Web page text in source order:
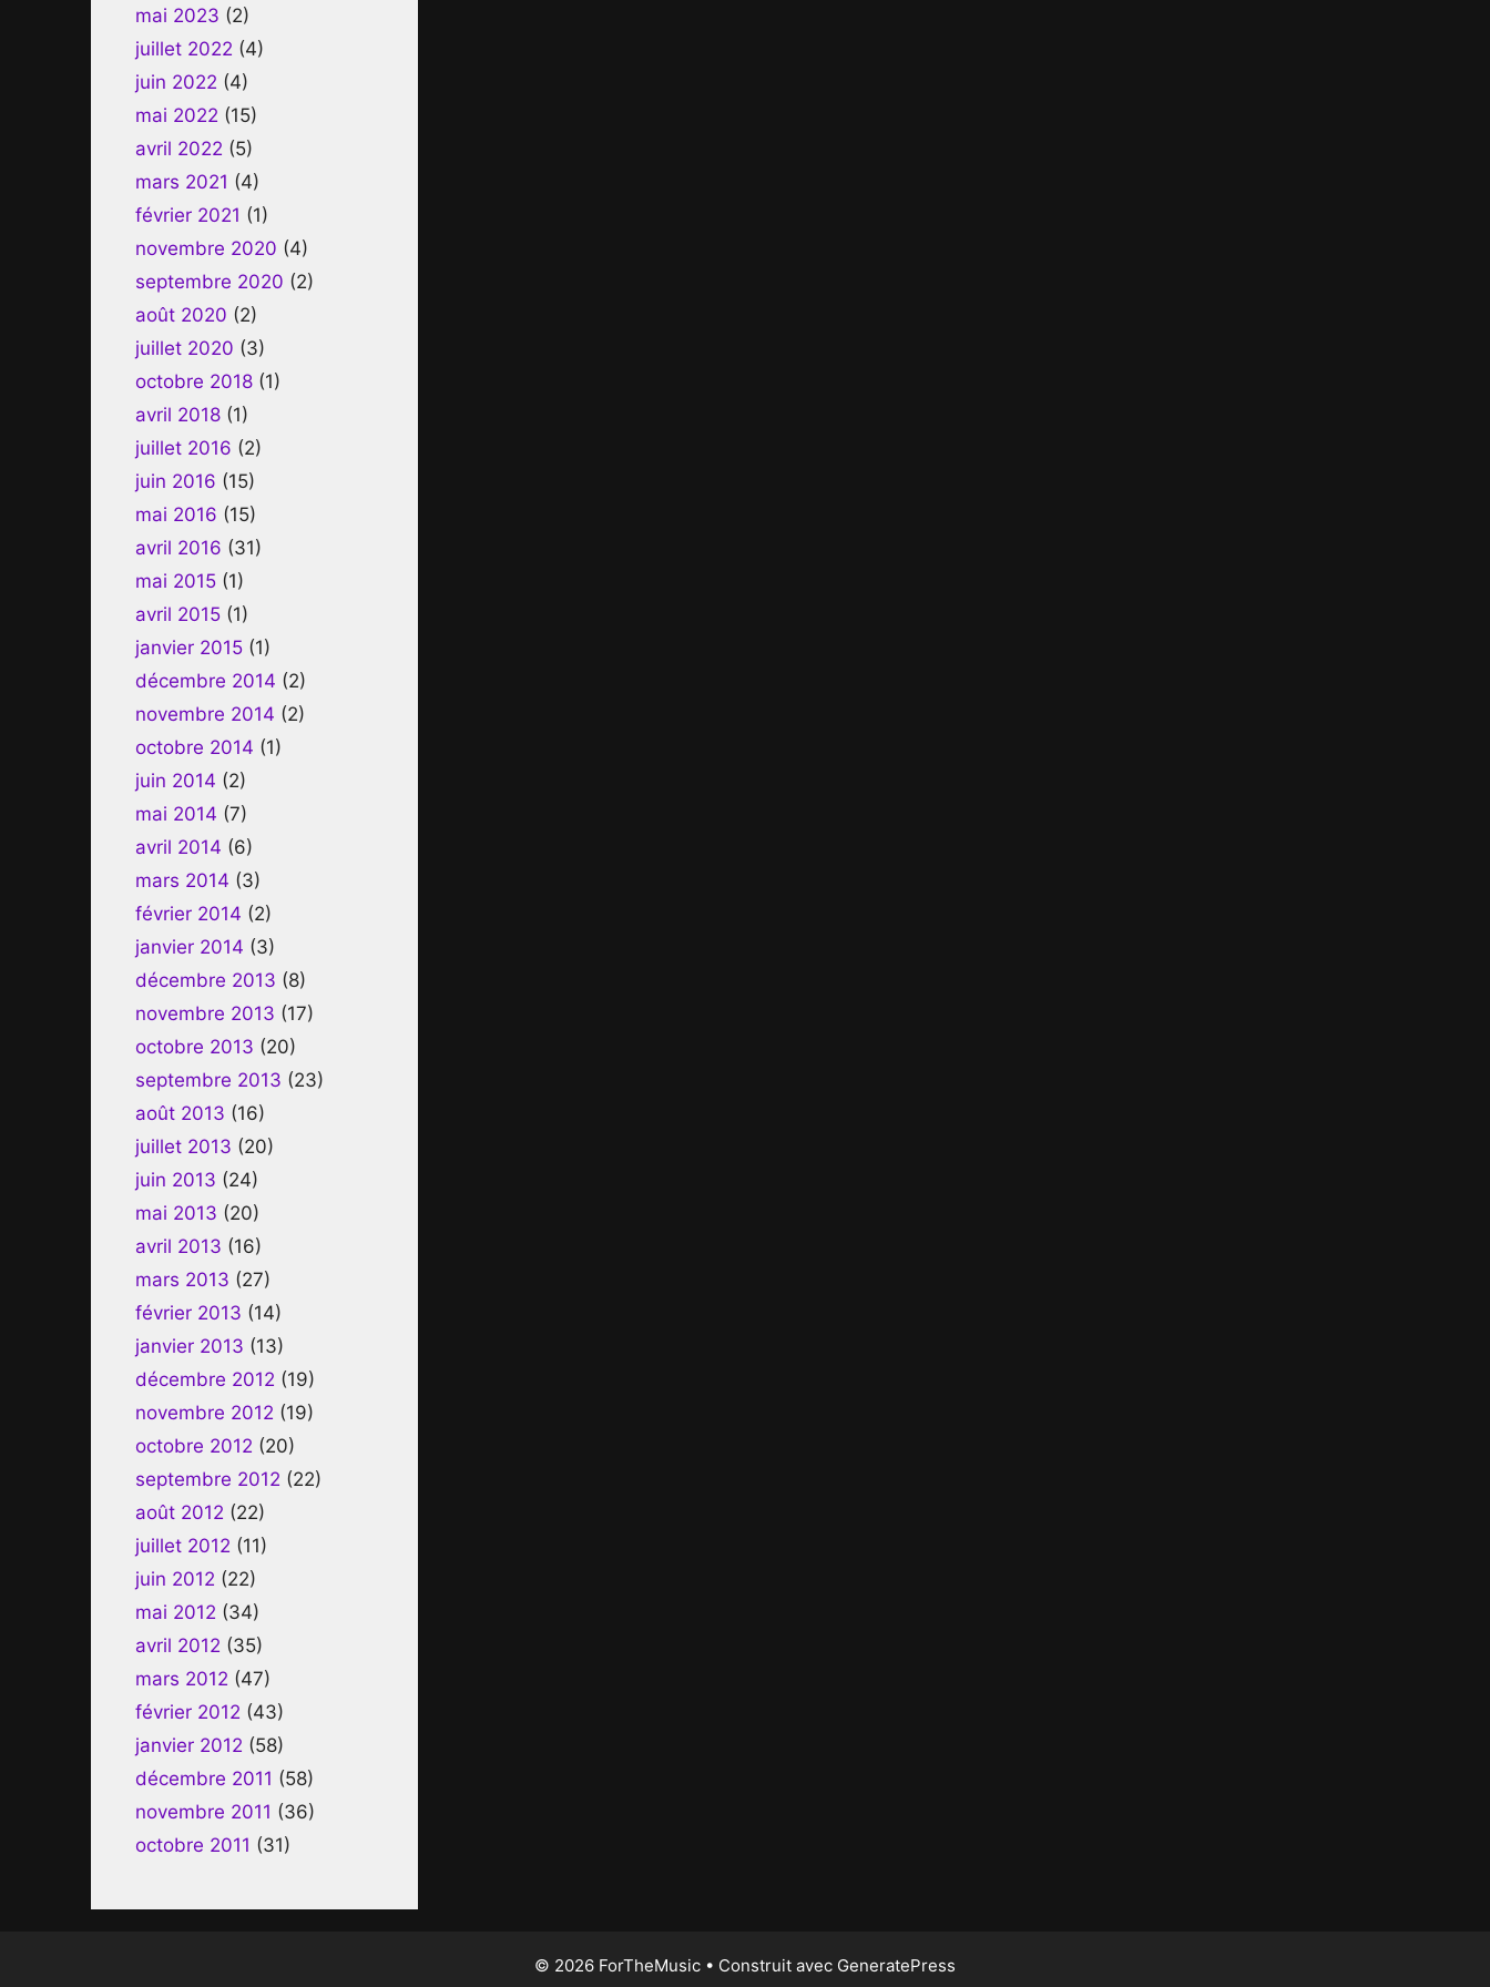
mai 2023 (2)
juillet 2022 (4)
juin 2022 (4)
mai 2022 (15)
avril 2022 (5)
mars 2021 (4)
février 2021 (1)
novembre 2020 (4)
septembre 2020 (2)
août 2020 (2)
juillet 2020 (3)
octobre 2018 (1)
avril 2018 (1)
juillet 2016 (2)
juin 2016 (15)
mai 2016 (15)
avril 2016 (31)
mai 2015 (1)
avril 2015 (1)
janvier 2015 (1)
décembre 2014 (2)
novembre 2014 (2)
octobre 2014 (1)
juin 2014 (2)
mai 2014 (7)
avril 2014 (6)
mars 2014 (3)
février 2014 (2)
janvier 2014 (3)
décembre 2013 (8)
novembre 2013 (17)
octobre 2013 (20)
septembre 2013 (23)
août 2013 (16)
juillet 2013 (20)
juin 2013 (24)
mai 2013 (20)
avril 2013 (16)
mars 2013 (27)
février 2013 (14)
janvier 2013 (13)
décembre 2012 (19)
novembre 2012 (19)
octobre 2012 (20)
septembre 2012 (22)
août 2012 (22)
juillet 2012 (11)
juin 2012 (22)
mai 2012 (34)
avril 2012 (35)
mars 2012 (47)
février 2012 (43)
janvier 2012 (58)
décembre 2011 (58)
novembre 2011 (36)
octobre 2011 (31)
© 2026 ForTheMusic • Construit avec GeneratePress